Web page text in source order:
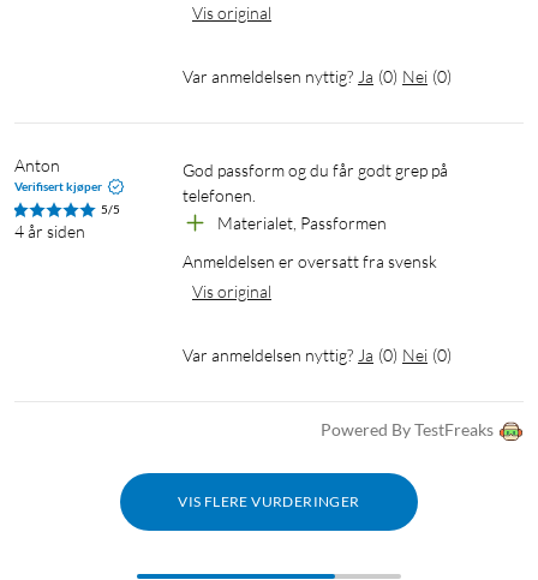
Vis original
Var anmeldelsen nyttig? Ja (0) Nei (0)
Anton
Verifisert kjøper
5/5
4 år siden
God passform og du får godt grep på
telefonen.
Materialet, Passformen
Anmeldelsen er oversatt fra svensk
Vis original
Var anmeldelsen nyttig? Ja (0) Nei (0)
Powered By TestFreaks
VIS FLERE VURDERINGER